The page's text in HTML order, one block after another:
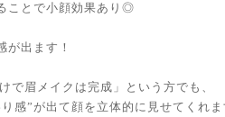
ことで小顔効果あり◎
出ます！
で眉メイクは完成」という方でも、
感”が出て顔を立体的に見せてくれ